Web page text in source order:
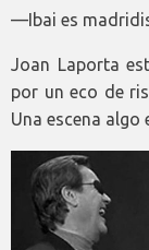
—Ibai es
Joan Laporta
por un eco de
Una escena algo